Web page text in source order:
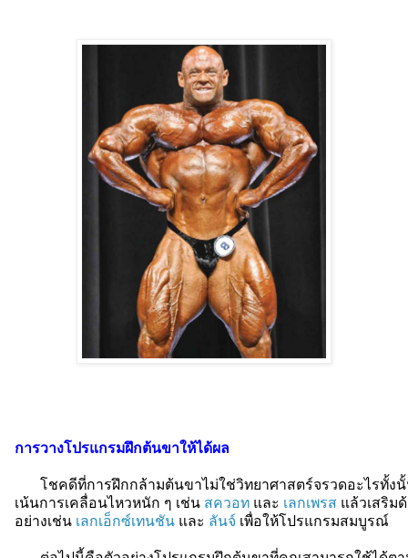
การวางโปรแกรมฝึกต้นขาให้ได้ผล
โชคดีที่การฝึกกล้ามต้นขาไม่ใช่วิทยาศาสตร์จรวดอะไรทั้ง
เน้นการเคลื่อนไหวหนัก ๆ เช่น สควอท และ เลกเพรส แล้วเสริม
อย่างเช่น เลกเอ็กซ์เทนชัน และ ลันจ์ เพื่อให้โปรแกรมสมบูรณ์